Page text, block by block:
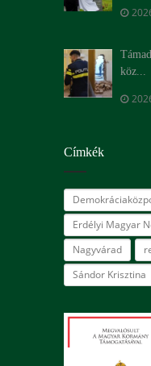
köz...
Címkék
Erdélyi Magyar
Nagyvárad
Sándor Krisztina